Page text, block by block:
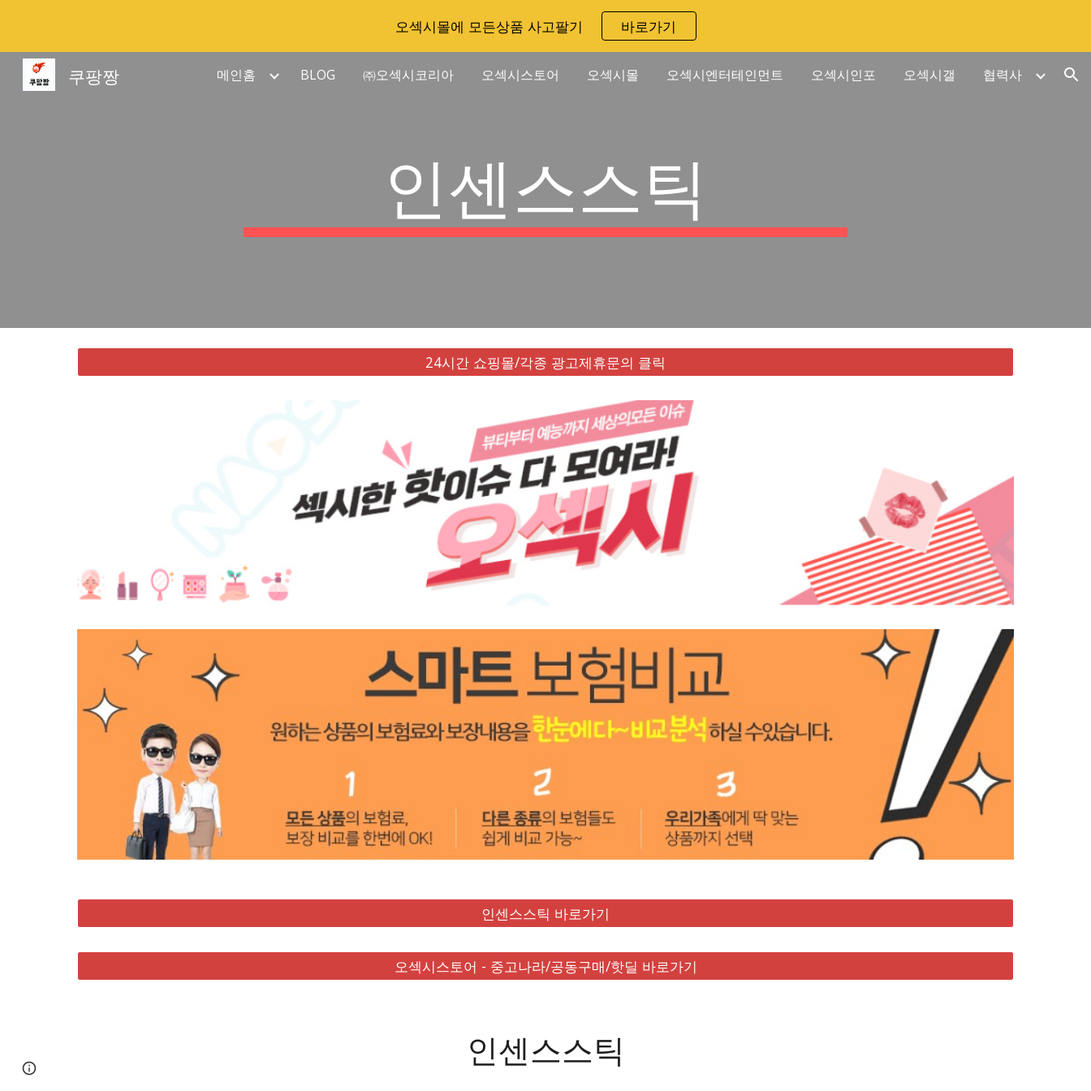
Skip to main content Skip to navigation
오섹시몰에 모든상품 사고팔기 바로가기
쿠팡짱 메인홈 BLOG ㈜오섹시코리아 오섹시스토어 오섹시몰 오섹시엔터테인먼트 오섹시인포 오섹시갤 협력사
인센스스틱
24시간 쇼핑몰/각종 광고제휴문의 클릭
인센스스틱 바로가기
오섹시스토어 - 중고나라/공동구매/핫딜 바로가기
인센스스틱